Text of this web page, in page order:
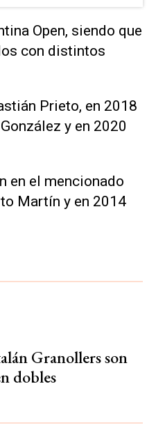
Open, siendo que
con distintos
Prieto, en 2018
y en 2020
en el mencionado
Martín y en 2014
Granollers son
dobles